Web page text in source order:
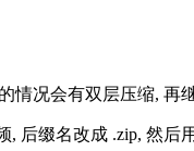
情况会有双层压缩, 再
, 后缀名改成 .zip, 然后